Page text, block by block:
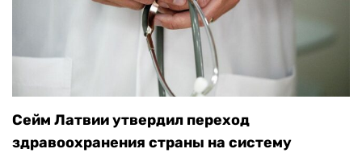
Сейм Латвии утвердил переход
здравоохранения страны на систему